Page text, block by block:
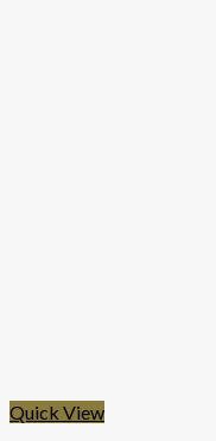
Quick View